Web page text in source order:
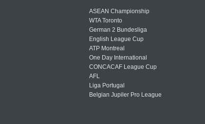
ASEAN Championship
WTA Toronto
German 2 Bundesliga
English League Cup
ATP Montreal
One Day International
CONCACAF League Cup
AFL
Liga Portugal
Belgian Jupiler Pro League